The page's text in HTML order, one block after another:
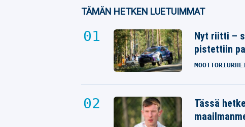
TÄMÄN HETKEN LUETUIMMAT
Nyt riitti –
pistettiin
Tässä